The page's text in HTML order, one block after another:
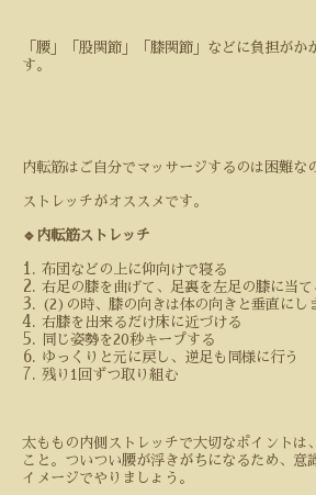
「腰」「股関節」「膝関節」などに負担がか
す。
内転筋はご自分でマッサージするのは困難な
ストレッチがオススメです。
🔹内転筋ストレッチ
布団などの上に仰向けで寝る
右足の膝を曲げて、足裏を左足の膝に当て
(2 )の時、膝の向きは体の向きと垂直にし
右膝を出来るだけ床に近づける
同じ姿勢を20秒キープする
ゆっくりと元に戻し、逆足も同様に行う
残り 1 回ずつ取り組む
太ももの内側ストレッチで大切なポイントは、
こと。ついつい腰が浮きがちになるため、意
イメージでやりましょう。